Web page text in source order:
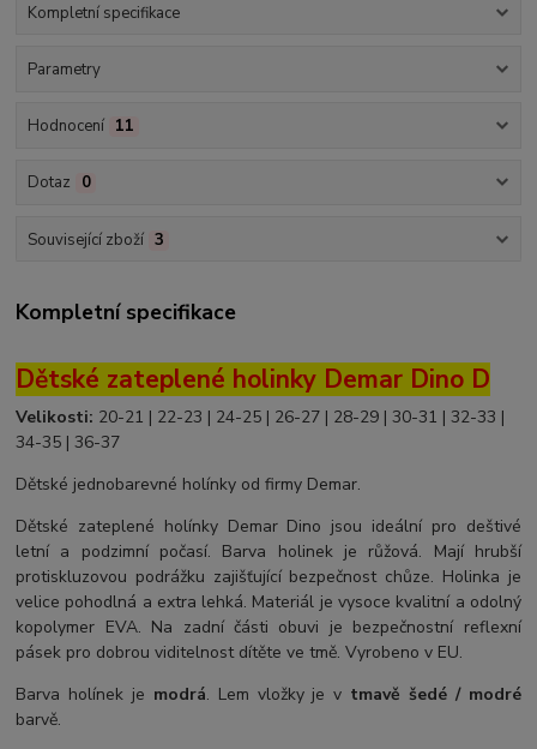
Kompletní specifikace
Parametry
Hodnocení 11
Dotaz 0
Související zboží 3
Kompletní specifikace
Dětské zateplené holinky Demar Dino D
Velikosti: 20-21 | 22-23 | 24-25 | 26-27 | 28-29 | 30-31 | 32-33 |
34-35 | 36-37
Dětské jednobarevné holínky od firmy Demar.
Dětské zateplené holínky Demar Dino jsou ideální pro deštivé
letní a podzimní počasí. Barva holinek je růžová. Mají hrubší
protiskluzovou podrážku zajišťující bezpečnost chůze. Holinka je
velice pohodlná a extra lehká. Materiál je vysoce kvalitní a odolný
kopolymer EVA. Na zadní části obuvi je bezpečnostní reflexní
pásek pro dobrou viditelnost dítěte ve tmě. Vyrobeno v EU.
Barva holínek je modrá. Lem vložky je v tmavě šedé / modré
barvě.